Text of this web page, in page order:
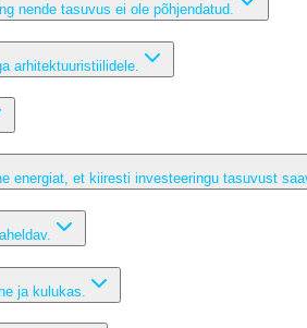
nende tasuvus ei ole põhjendatud.
arhitektuuristiilidele.
energiat, et kiiresti investeeringu tasuvust
ja kulukas.